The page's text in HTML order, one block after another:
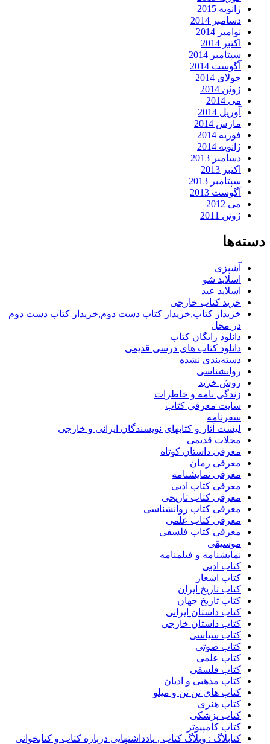
ژانویه 2015
دسامبر 2014
نوامبر 2014
اکتبر 2014
سپتامبر 2014
آگوست 2014
جولای 2014
ژوئن 2014
می 2014
آوریل 2014
مارس 2014
فوریه 2014
ژانویه 2014
دسامبر 2013
اکتبر 2013
سپتامبر 2013
آگوست 2013
می 2012
ژوئن 2011
دسته‌ها
آشپزی
اسلاید شو
اسلاید عید
خرید کتاب خارجی
خریدار کتاب,خریدار کتاب دست دوم,خریدار کتاب دست دوم
در محل
دانلود رایگان کتاب
دانلود کتاب های درسی قدیمی
دسته‌بندی نشده
روانشناسی
روش خرید
زندگی نامه و خاطرات
سایت معرفی کتاب
سفرنامه
لیست آثار و کتابهای نویسندگان ایرانی و خارجی
مجلات قدیمی
معرفی داستان کوتاه
معرفی رمان
معرفی نمایشنامه
معرفی کتاب ادبی
معرفی کتاب تاریخی
معرفی کتاب روانشناسی
معرفی کتاب علمی
معرفی کتاب فلسفی
موسیقی
نمایشنامه و فیلمنامه
کتاب ادبی
کتاب اشعار
کتاب تاریخ ایران
کتاب تاریخ جهان
کتاب داستان ایرانی
کتاب داستان خارجی
کتاب سیاسی
کتاب صوتی
کتاب علمی
کتاب فلسفی
کتاب مذهبی و ادیان
کتاب های تن تن و میلو
کتاب هنری
کتاب پزشکی
کتاب کامپیوتر
کتابلاگ : وبلاگ کتاب , یادداشتهایی درباره کتاب و کتابخوانی